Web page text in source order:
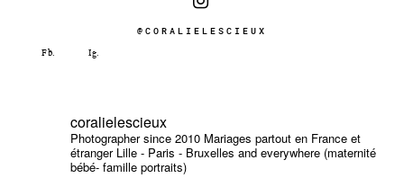
@CORALIELESCIEUX
coralielescieux
Photographer since 2010 Mariages partout en France et
étranger Lille - Paris - Bruxelles and everywhere (maternité
bébé- famille portraits)